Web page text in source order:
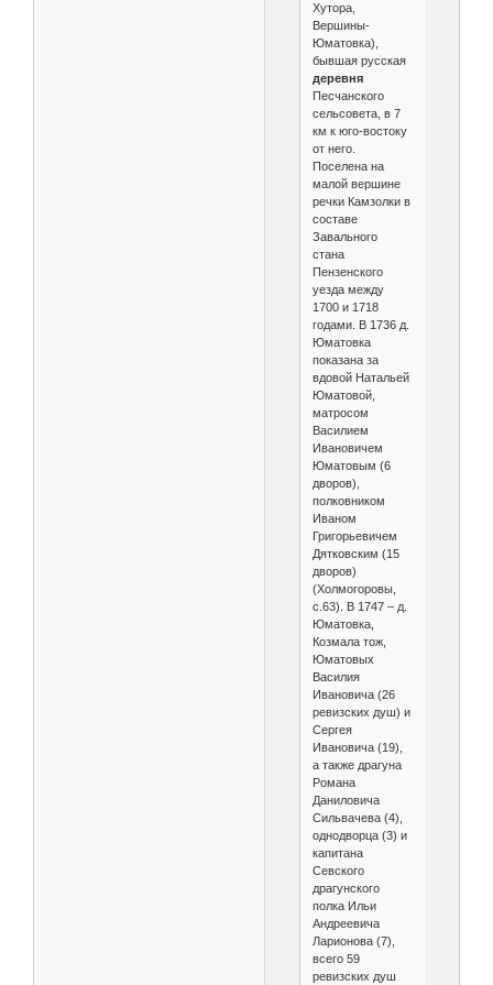
Хутора,
Вершины-
Юматовка),
бывшая русская
деревня
Песчанского
сельсовета, в 7
км к юго-востоку
от него.
Поселена на
малой вершине
речки Камзолки в
составе
Завального
стана
Пензенского
уезда между
1700 и 1718
годами. В 1736 д.
Юматовка
показана за
вдовой Натальей
Юматовой,
матросом
Василием
Ивановичем
Юматовым (6
дворов),
полковником
Иваном
Григорьевичем
Дятковским (15
дворов)
(Холмогоровы,
с.63). В 1747 – д.
Юматовка,
Козмала тож,
Юматовых
Василия
Ивановича (26
ревизских душ) и
Сергея
Ивановича (19),
а также драгуна
Романа
Даниловича
Сильвачева (4),
однодворца (3) и
капитана
Севского
драгунского
полка Ильи
Андреевича
Ларионова (7),
всего 59
ревизских душ